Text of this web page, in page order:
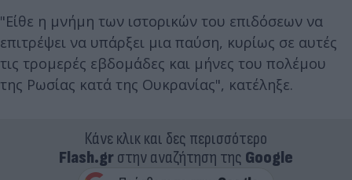
"Είθε η μνήμη των ιστορικών του επιδόσεων να
επιτρέψει να υπάρξει μια παύση, κυρίως σε αυτές
τις τρομερές εβδομάδες και μήνες του πολέμου
της Ρωσίας κατά της Ουκρανίας", κατέληξε.
Κάνε κλικ και δες περισσότερο
Flash.grστην αναζήτηση της Google